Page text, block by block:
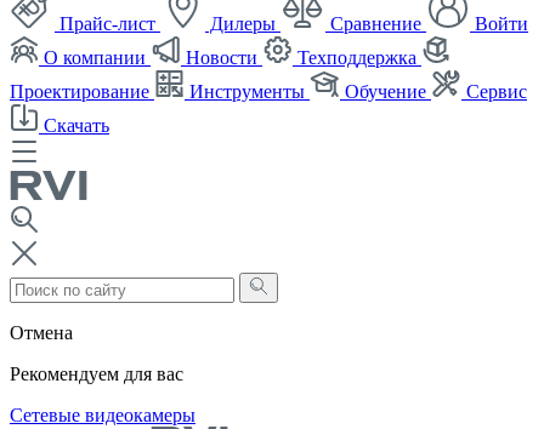
Прайс-лист Дилеры Сравнение
Войти
О компании
Новости
Техподдержка
Проектирование
Инструменты Обучение
Сервис
Скачать
Отмена
Рекомендуем для вас
Сетевые видеокамеры